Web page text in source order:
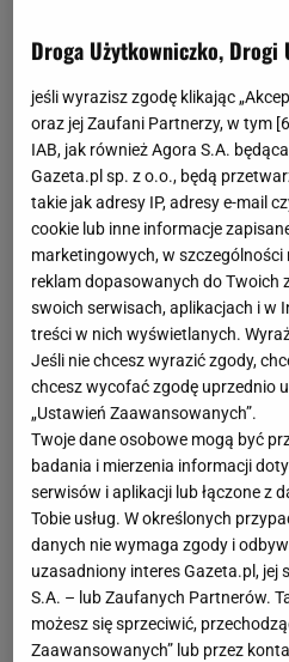
Droga Użytkowniczko, Drogi
jeśli wyrazisz zgodę klikając
oraz jej Zaufani Partnerzy, w tym [
IAB, jak również Agora S.A.
Gazeta.pl sp. z o.o., będą
takie jak adresy IP, adresy e-mail
cookie lub inne informacje
marketingowych, w
reklam dopasowanych do Twoich
swoich serwisach, aplikacjach i w
treści w nich wyświetlanych.
Jeśli nie chcesz wyrazić zgody,
chcesz wycofać zgodę uprzednio
„Ustawień Zaawansowanych”.
Twoje dane osobowe mogą być
badania i mierzenia informacji
serwisów i aplikacji lub łączone z
Tobie usług. W określonych
danych nie wymaga zgody i
uzasadniony interes Gazeta.pl, jej
S.A. – lub Zaufanych Partnerów.
możesz się sprzeciwić,
Zaawansowanych” lub przez